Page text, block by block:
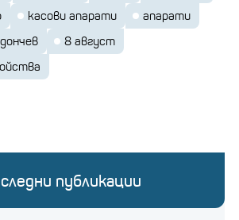
касови апарати
апарати
8 август
публикации